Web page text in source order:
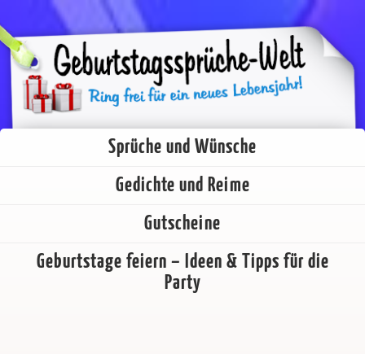
Sprüche und Wünsche
Gedichte und Reime
Gutscheine
Geburtstage feiern – Ideen & Tipps für die
Party